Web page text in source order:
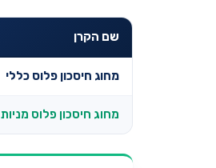
שם הקרן
מחוג חיסכון פלוס כללי
מחוג חיסכון פלוס מניות